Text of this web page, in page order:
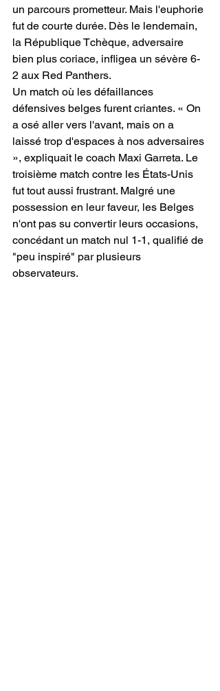
un parcours prometteur. Mais l'euphorie
fut de courte durée. Dès le lendemain,
la République Tchèque, adversaire
bien plus coriace, infligea un sévère 6-
2 aux Red Panthers.
Un match où les défaillances
défensives belges furent criantes. « On
a osé aller vers l'avant, mais on a
laissé trop d'espaces à nos adversaires
», expliquait le coach Maxi Garreta. Le
troisième match contre les États-Unis
fut tout aussi frustrant. Malgré une
possession en leur faveur, les Belges
n'ont pas su convertir leurs occasions,
concédant un match nul 1-1, qualifié de
"peu inspiré" par plusieurs
observateurs.